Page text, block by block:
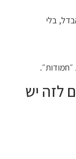
בלי
לזה יש